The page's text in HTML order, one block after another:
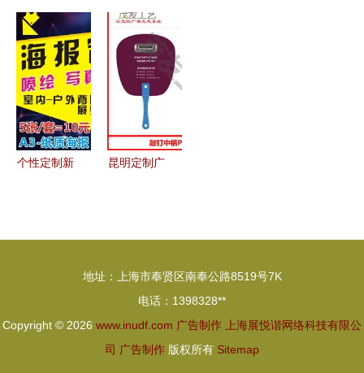
艺术与商业
的完美融合
专注于广告
设计与喷绘
制作的创新
先锋
个性定制新
昆明定制广
地址：上海市奉贤区南奉公路8519号7K
电话：1398328**
Copyright © 2026 www.inudf.com 广告制作
上海展悦谐网络科技有限公
司 广告制作 版权所有 Sitemap